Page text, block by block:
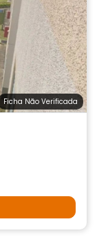
Ficha Não Verificada